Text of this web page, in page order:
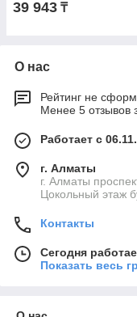
39 943 ₸
О нас
Рейтинг не
Менее 5 отзывов
Работает с
г. Алматы
г. Алматы
Цокольный этаж
Контакты
Сегодня
Показать весь